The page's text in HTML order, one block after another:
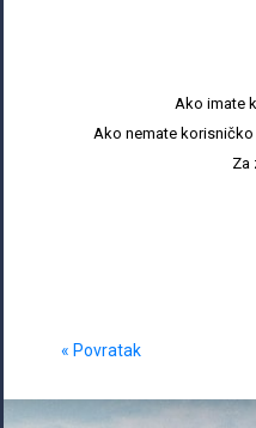
Ako imate
Ako nemate
Za
« Povratak